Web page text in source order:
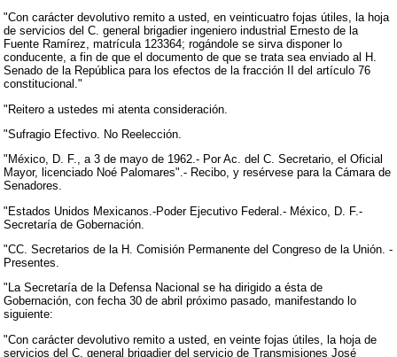
"Con carácter devolutivo remito a usted, en veinticuatro fojas útiles, la hoja
de servicios del C. general brigadier ingeniero industrial Ernesto de la
Fuente Ramírez, matrícula 123364; rogándole se sirva disponer lo
conducente, a fin de que el documento de que se trata sea enviado al H.
Senado de la República para los efectos de la fracción II del artículo 76
constitucional."
"Reitero a ustedes mi atenta consideración.
"Sufragio Efectivo. No Reelección.
"México, D. F., a 3 de mayo de 1962.- Por Ac. del C. Secretario, el Oficial
Mayor, licenciado Noé Palomares".- Recibo, y resérvese para la Cámara de
Senadores.
"Estados Unidos Mexicanos.-Poder Ejecutivo Federal.- México, D. F.-
Secretaría de Gobernación.
"CC. Secretarios de la H. Comisión Permanente del Congreso de la Unión. -
Presentes.
"La Secretaría de la Defensa Nacional se ha dirigido a ésta de
Gobernación, con fecha 30 de abril próximo pasado, manifestando lo
siguiente:
"Con carácter devolutivo remito a usted, en veinte fojas útiles, la hoja de
servicios del C. general brigadier del servicio de Transmisiones José